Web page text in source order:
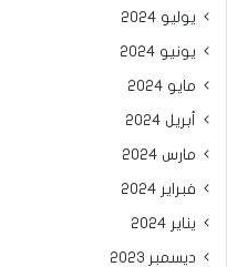
يوليو 2024
يونيو 2024
مايو 2024
أبريل 2024
مارس 2024
فبراير 2024
يناير 2024
ديسمبر 2023